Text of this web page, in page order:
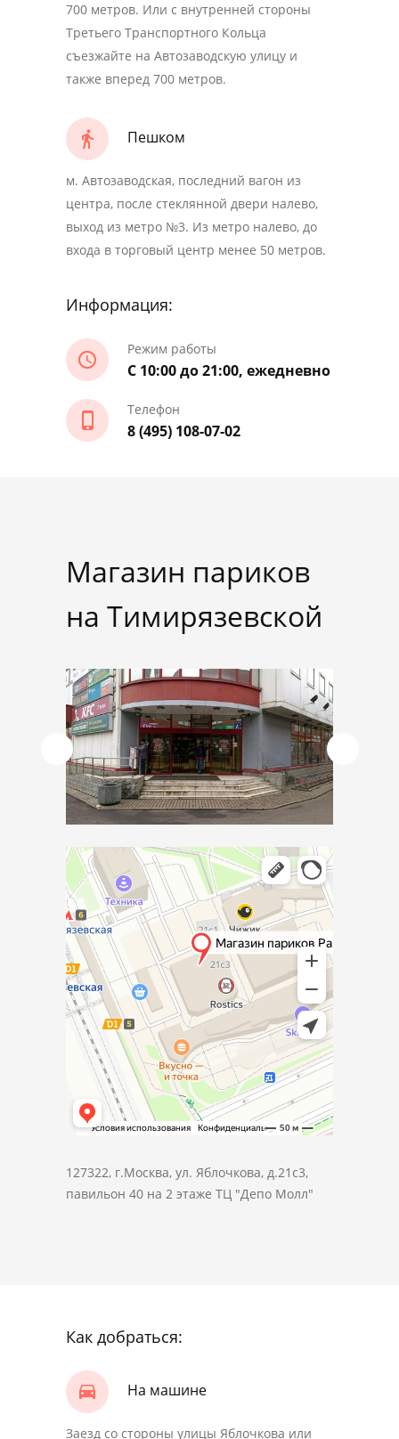
700 метров. Или с внутренней стороны
Третьего Транспортного Кольца
съезжайте на Автозаводскую улицу и
также вперед 700 метров.
Пешком
м. Автозаводская, последний вагон из
центра, после стеклянной двери налево,
выход из метро №3. Из метро налево, до
входа в торговый центр менее 50 метров.
Информация:
Режим работы
С 10:00 до 21:00, ежедневно
Телефон
8 (495) 108-07-02
Магазин париков
на Тимирязевской
127322, г.Москва, ул. Яблочкова, д.21с3,
павильон 40 на 2 этаже ТЦ "Депо Молл"
Как добраться:
На машине
Заезд со стороны улицы Яблочкова или